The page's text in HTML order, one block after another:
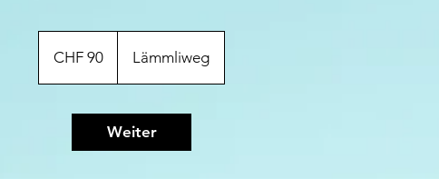
Franken
CHF 90 Lämmliweg
Weiter